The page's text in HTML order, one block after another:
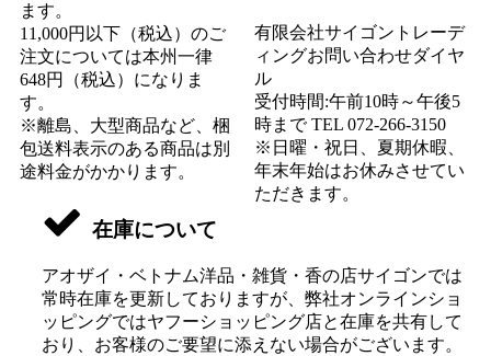
ます。
11,000円以下（税込）のご
注文については本州一律
648円（税込）になりま
す。
※離島、大型商品など、梱
包送料表示のある商品は別
途料金がかかります。
有限会社サイゴントレーデ
ィングお問い合わせダイヤ
ル
受付時間:午前10時～午後5
時まで TEL 072-266-3150
※日曜・祝日、夏期休暇、
年末年始はお休みさせてい
ただきます。
在庫について
アオザイ・ベトナム洋品・雑貨・香の店サイゴンでは
常時在庫を更新しておりますが、弊社オンラインショ
ッピングではヤフーショッピング店と在庫を共有して
おり、お客様のご要望に添えない場合がございます。